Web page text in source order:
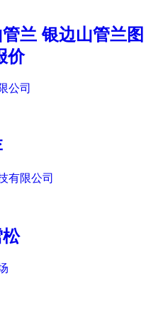
兰 银边山管兰图
价
公司
有限公司